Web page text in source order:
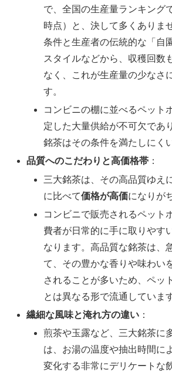
で、全国の生産量ランキング
時点）と、決して多くありま
条件と生産者の伝統的な「自
スタイルなどから、収穫回数
なく、これが生産量の少なさ
す。
コンビニの棚に並べるペット
定した大量供給が不可欠であ
銘茶はその条件を満たしにく
品質へのこだわりと高価格帯 ：
三大銘茶は、その高品質ゆえ
に比べて価格が高価になりが
コンビニで販売されるペット
費者が日常的に手に取りやす
なります。高品質な銘茶は、
て、その豊かな香りや味わい
されることが多いため、ペッ
とは異なる形で流通していま
繊細な風味と淹れ方の違い ：
煎茶や玉露など、三大銘茶に
は、お湯の温度や抽出時間に
変化する非常にデリケートな